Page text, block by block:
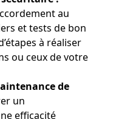
au
et tests de bon
à réaliser
ou ceux de votre
de
un
efficacité